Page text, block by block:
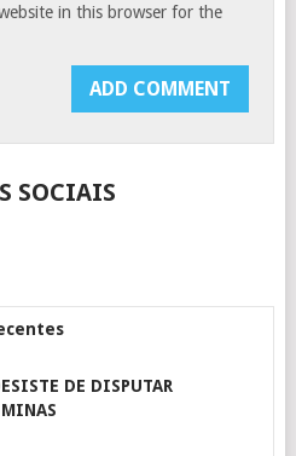
in this browser for the
SOCIAIS
DE DISPUTAR
MINAS